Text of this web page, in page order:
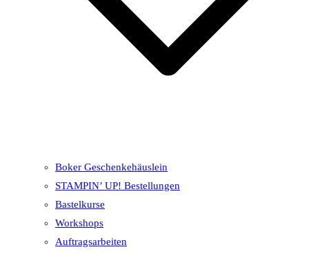
Boker Geschenkehäuslein
STAMPIN’ UP! Bestellungen
Bastelkurse
Workshops
Auftragsarbeiten